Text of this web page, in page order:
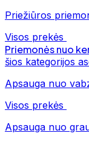
Priežiūros
Visos prekės
Priemonės nuo
šios kategorijos
Apsauga nuo
Visos prekės
Apsauga nuo